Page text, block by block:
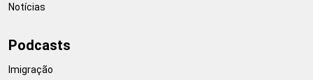
Notícias
Podcasts
Imigração